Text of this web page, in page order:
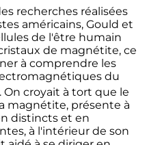
recherches réalisées
américains, Gould et
de l'être humain
de magnétite, ce
à comprendre les
du
. On croyait à tort que le
magnétite, présente à
distincts et en
à l'intérieur de son